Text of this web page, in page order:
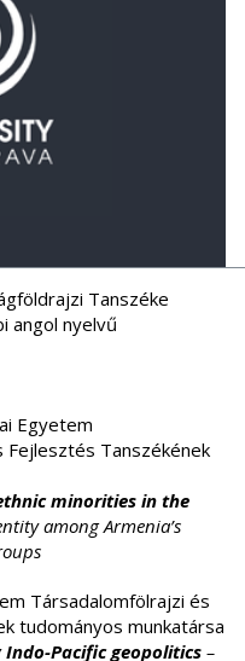
Tanszéke
angol nyelvű
Egyetem
Fejlesztés Tanszékének
minorities in the
among Armenia’s
Társadalomfölrajzi és
tudományos munkatársa
Pacific geopolitics –